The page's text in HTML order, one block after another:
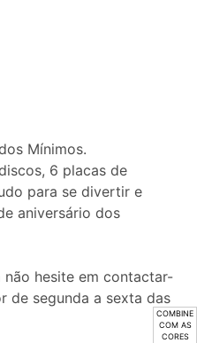
COMBINE
COM AS
CORES
Mínimos.
6 placas de
para se divertir e
aniversário dos
não hesite em contactar-
de segunda a sexta das